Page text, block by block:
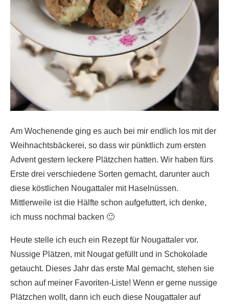
Am Wochenende ging es auch bei mir endlich los mit der
Weihnachtsbäckerei, so dass wir pünktlich zum ersten
Advent gestern leckere Plätzchen hatten. Wir haben fürs
Erste drei verschiedene Sorten gemacht, darunter auch
diese köstlichen Nougattaler mit Haselnüssen.
Mittlerweile ist die Hälfte schon aufgefuttert, ich denke,
ich muss nochmal backen 🙂
Heute stelle ich euch ein Rezept für Nougattaler vor.
Nussige Plätzen, mit Nougat gefüllt und in Schokolade
getaucht. Dieses Jahr das erste Mal gemacht, stehen sie
schon auf meiner Favoriten-Liste! Wenn er gerne nussige
Plätzchen wollt, dann ich euch diese Nougattaler auf